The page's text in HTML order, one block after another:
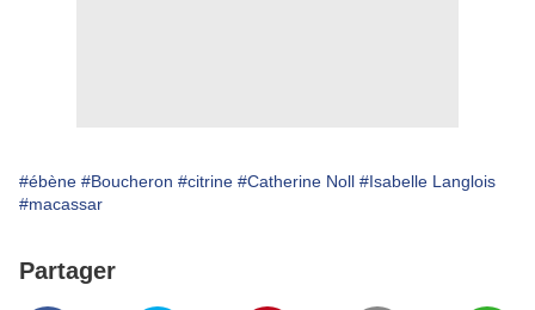
#ébène #Boucheron #citrine #Catherine Noll #Isabelle Langlois
#macassar
Partager